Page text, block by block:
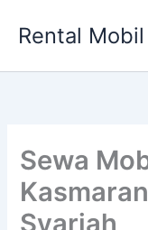
Rental Mobil
Sewa
Syariah